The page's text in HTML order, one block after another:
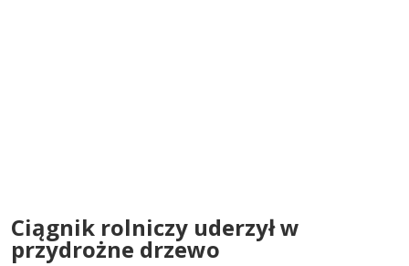
Ciągnik rolniczy uderzył w
przydrożne drzewo